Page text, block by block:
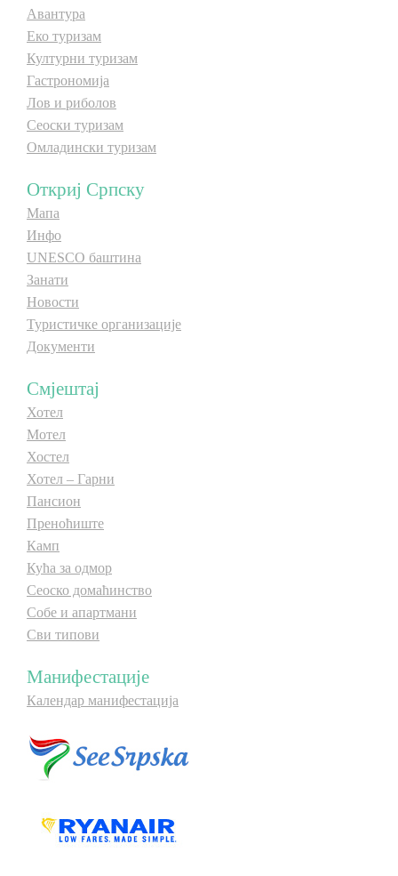
Авантура
Еко туризам
Културни туризам
Гастрономија
Лов и риболов
Сеоски туризам
Омладински туризам
Откриј Српску
Мапа
Инфо
UNESCO баштина
Занати
Новости
Туристичке организације
Документи
Смјештај
Хотел
Мотел
Хостел
Хотел – Гарни
Пансион
Преноћиште
Камп
Кућа за одмор
Сеоско домаћинство
Собе и апартмани
Сви типови
Манифестације
Календар манифестација